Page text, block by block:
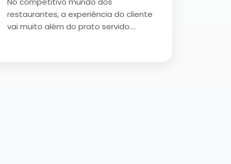
restaurantes, a experiência do cliente
vai muito além do prato servido.…